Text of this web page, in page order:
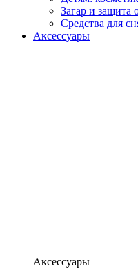
Загар и защита
Средства для
Аксессуары
Аксессуары